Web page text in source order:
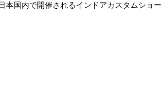
本国内で開催されるインドアカスタムショ